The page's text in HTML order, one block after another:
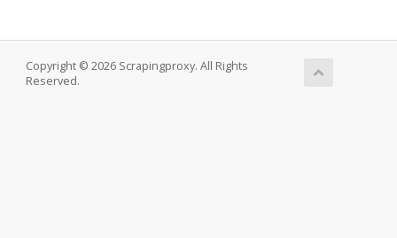
Copyright © 2026 Scrapingproxy. All Rights
Reserved.